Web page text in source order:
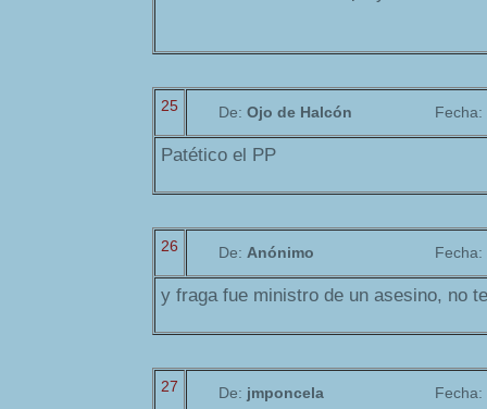
25 De: Ojo de Halcón Fecha:
Patético el PP
26 De: Anónimo Fecha:
y fraga fue ministro de un asesino, no
27 De: jmponcela Fecha: